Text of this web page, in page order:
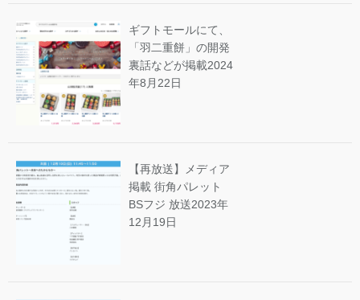
ギフトモールにて、
「羽二重餅」の開発
裏話などが掲載2024
年8月22日
【再放送】メディア
掲載 街角パレット
BSフジ 放送2023年
12月19日